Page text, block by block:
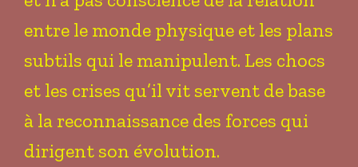
entre le monde physique et les plans
subtils qui le manipulent. Les chocs
et les crises qu’il vit servent de base
à la reconnaissance des forces qui
dirigent son évolution.